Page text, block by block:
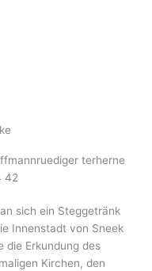
sich ein Steggetränk
Innenstadt von Sneek
die Erkundung des
Kirchen, den